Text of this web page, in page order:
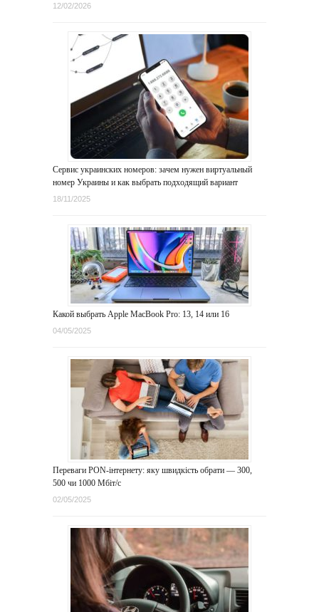
12/02/2026
Сервис украинских номеров: зачем нужен виртуальный
номер Украины и как выбрать подходящий вариант
18/11/2025
Какой выбрать Apple MacBook Pro: 13, 14 или 16
04/05/2025
Переваги PON-інтернету: яку швидкість обрати — 300,
500 чи 1000 Мбіт/с
02/05/2025